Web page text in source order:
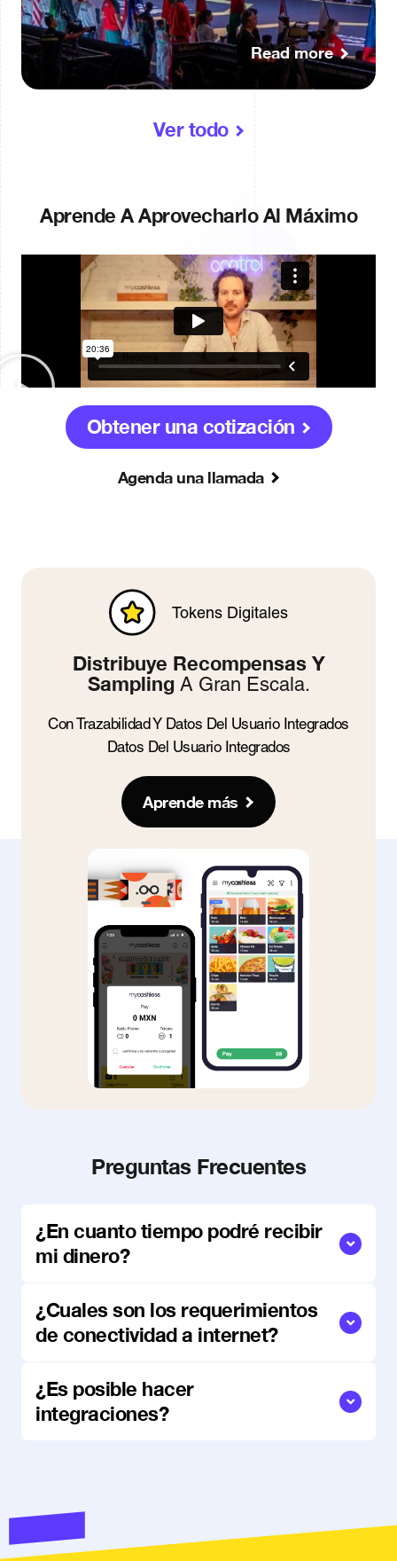
Read more
Ver todo
Aprende A Aprovecharlo Al Máximo
Obtener una cotización
Agenda una llamada
Tokens Digitales
Distribuye Recompensas Y
SamplingA Gran Escala.
Con Trazabilidad Y Datos Del Usuario Integrados
Datos Del Usuario Integrados
Aprende más
Preguntas Frecuentes
¿En cuanto tiempo podré recibir
mi dinero?
¿Cuales son los requerimientos
de conectividad a internet?
¿Es posible hacer
integraciones?